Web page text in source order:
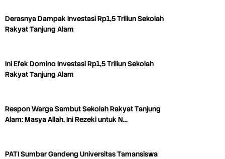
Derasnya Dampak Investasi Rp1,5 Triliun Sekolah
Rakyat Tanjung Alam
Ini Efek Domino Investasi Rp1,5 Triliun Sekolah
Rakyat Tanjung Alam
Respon Warga Sambut Sekolah Rakyat Tanjung
Alam: Masya Allah, Ini Rezeki untuk N…
PATI Sumbar Gandeng Universitas Tamansiswa